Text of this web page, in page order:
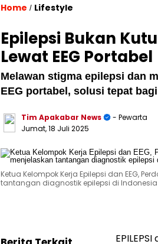
Home / Lifestyle
Epilepsi Bukan
Lewat EEG Portabel
Melawan stigma epilepsi dan
EEG portabel, solusi tepat
Tim Apakabar News
- Pewarta
Jumat, 18 Juli 2025
Ketua Kelompok Kerja Epilepsi dan EEG,
tantangan diagnostik epilepsi di